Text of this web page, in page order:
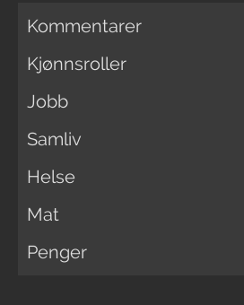
Kommentarer
Kjønnsroller
Jobb
Samliv
Helse
Mat
Penger